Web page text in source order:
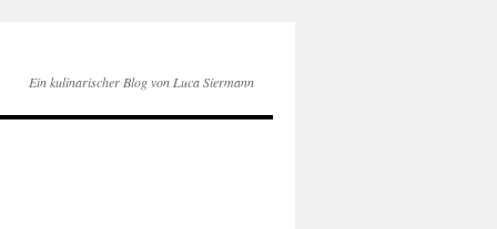
Ein kulinarischer Blog von Luca Siermann